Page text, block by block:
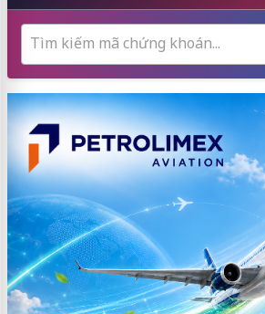
Tìm kiếm mã chứng khoán...